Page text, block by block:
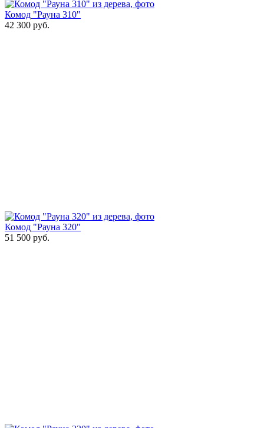
Комод "Рауна 310"
42 300 руб.
Комод "Рауна 320"
51 500 руб.